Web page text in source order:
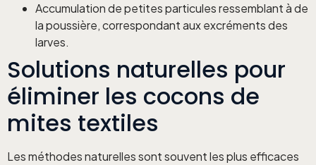
Accumulation de petites particules ressemblant à de
la poussière, correspondant aux excréments des
larves.
Solutions naturelles pour
éliminer les cocons de
mites textiles
Les méthodes naturelles sont souvent les plus efficaces